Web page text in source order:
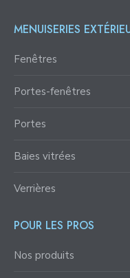
MENUISERIES
Fenêtres
Portes-fenêtres
Portes
Baies vitrées
Verrières
POUR LES PROS
Nos produits